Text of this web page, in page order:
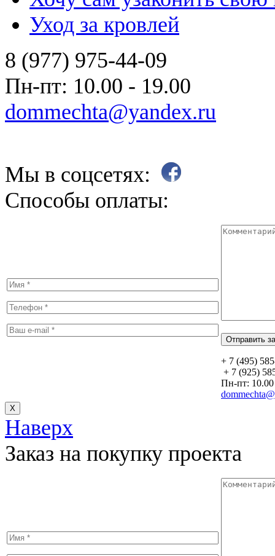
Уход за кровлей
8 (977) 975-44-09
Пн-пт: 10.00 - 19.00
dommechta@yandex.ru
Мы в соцсетях:
Способы оплаты:
+ 7 (495)
+ 7 (925)
Пн-пт: 10.00
Х
Наверх
Заказ на покупку проекта